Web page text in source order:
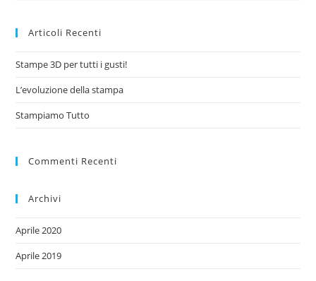
Articoli Recenti
Stampe 3D per tutti i gusti!
L’evoluzione della stampa
Stampiamo Tutto
Commenti Recenti
Archivi
Aprile 2020
Aprile 2019